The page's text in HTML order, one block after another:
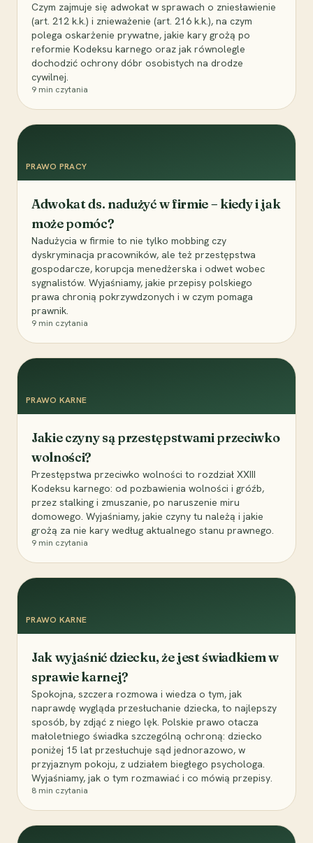
Czym zajmuje się adwokat w sprawach o zniesławienie
(art. 212 k.k.) i znieważenie (art. 216 k.k.), na czym
polega oskarżenie prywatne, jakie kary grożą po
reformie Kodeksu karnego oraz jak równolegle
dochodzić ochrony dóbr osobistych na drodze
cywilnej.
9 min czytania
PRAWO PRACY
Adwokat ds. nadużyć w firmie – kiedy i jak
może pomóc?
Nadużycia w firmie to nie tylko mobbing czy
dyskryminacja pracowników, ale też przestępstwa
gospodarcze, korupcja menedżerska i odwet wobec
sygnalistów. Wyjaśniamy, jakie przepisy polskiego
prawa chronią pokrzywdzonych i w czym pomaga
prawnik.
9 min czytania
PRAWO KARNE
Jakie czyny są przestępstwami przeciwko
wolności?
Przestępstwa przeciwko wolności to rozdział XXIII
Kodeksu karnego: od pozbawienia wolności i gróźb,
przez stalking i zmuszanie, po naruszenie miru
domowego. Wyjaśniamy, jakie czyny tu należą i jakie
grożą za nie kary według aktualnego stanu prawnego.
9 min czytania
PRAWO KARNE
Jak wyjaśnić dziecku, że jest świadkiem w
sprawie karnej?
Spokojna, szczera rozmowa i wiedza o tym, jak
naprawdę wygląda przesłuchanie dziecka, to najlepszy
sposób, by zdjąć z niego lęk. Polskie prawo otacza
małoletniego świadka szczególną ochroną: dziecko
poniżej 15 lat przesłuchuje sąd jednorazowo, w
przyjaznym pokoju, z udziałem biegłego psychologa.
Wyjaśniamy, jak o tym rozmawiać i co mówią przepisy.
8 min czytania